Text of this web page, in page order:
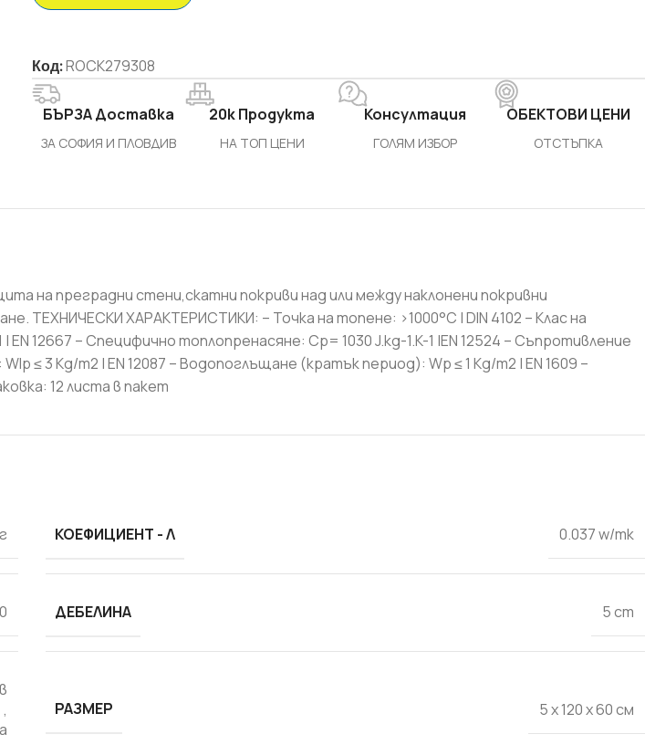
Код:ROCK279308
БЪРЗА Доставка
ЗА СОФИЯ И ПЛОВДИВ
20k Продукта
НА ТОП ЦЕНИ
Консултация
ГОЛЯМ ИЗБОР
ОБЕКТОВИ ЦЕНИ
ОТСТЪПКА
на преградни стени,скатни покриви над или между наклонени покривни
ТЕХНИЧЕСКИ ХАРАКТЕРИСТИКИ: – Точка на топене: >1000°C | DIN 4102 – Клас на
12667 – Специфично топлопренасяне: Cp= 1030 J.kg-1.K-1 |EN 12524 – Съпротивление
≤ 3 Kg/m2 | EN 12087 – Водопоглъщане (кратък период): Wp ≤ 1 Kg/m2 | EN 1609 –
12 листа в пакет
КОЕФИЦИЕНТ - Λ 0.037 w/mk
ДЕБЕЛИНА 5 cm
,
РАЗМЕР 5 x 120 x 60 см